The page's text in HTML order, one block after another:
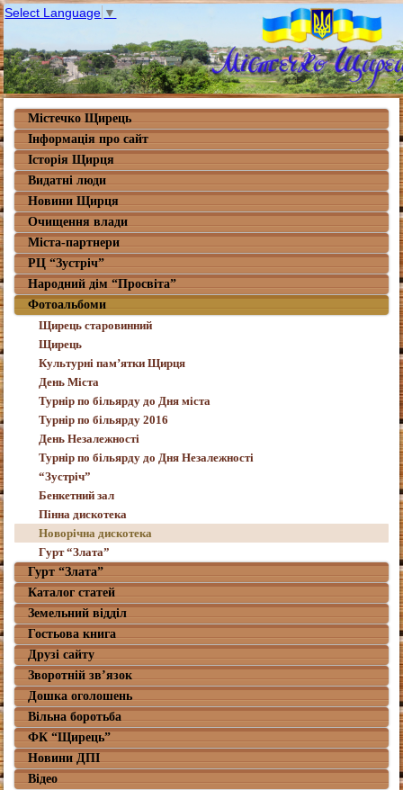
Select Language ▼
Містечко Щирець
Інформація про сайт
Історія Щирця
Видатні люди
Новини Щирця
Очищення влади
Міста-партнери
РЦ “Зустріч”
Народний дім “Просвіта”
Фотоальбоми
Щирець старовинний
Щирець
Культурні пам’ятки Щирця
День Міста
Турнір по більярду до Дня міста
Турнір по більярду 2016
День Незалежності
Турнір по більярду до Дня Незалежності
“Зустріч”
Бенкетний зал
Пінна дискотека
Новорічна дискотека
Гурт “Злата”
Гурт “Злата”
Каталог статей
Земельний відділ
Гостьова книга
Друзі сайту
Зворотній зв’язок
Дошка оголошень
Вільна боротьба
ФК “Щирець”
Новини ДПІ
Відео